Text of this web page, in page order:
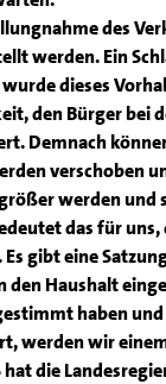
des
werden. Ein
dieses
den Bürger bei
Demnach
verschoben
werden und
das für
gibt eine
den Haushalt
haben
werden wir
hat die